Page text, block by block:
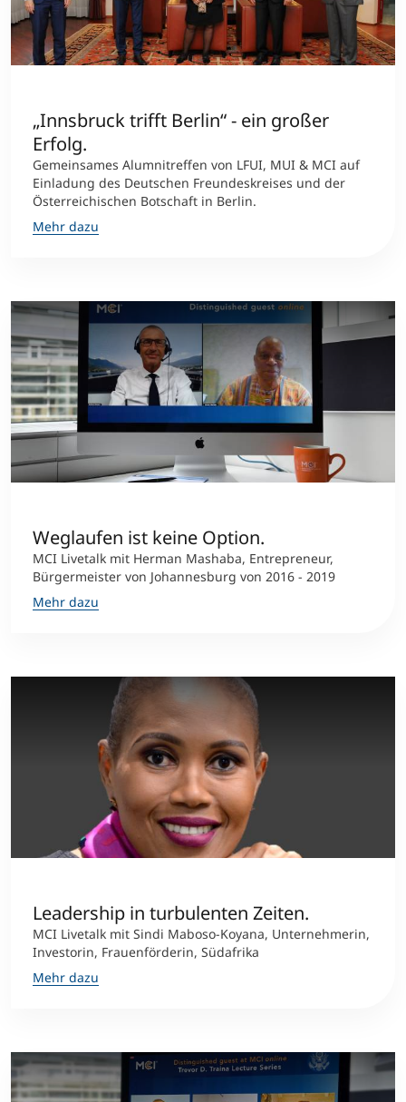
„Innsbruck trifft Berlin“ - ein großer
Erfolg.
Gemeinsames Alumnitreffen von LFUI, MUI & MCI auf
Einladung des Deutschen Freundeskreises und der
Österreichischen Botschaft in Berlin.
Mehr dazu
Weglaufen ist keine Option.
MCI Livetalk mit Herman Mashaba, Entrepreneur,
Bürgermeister von Johannesburg von 2016 - 2019
Mehr dazu
Leadership in turbulenten Zeiten.
MCI Livetalk mit Sindi Maboso-Koyana, Unternehmerin,
Investorin, Frauenförderin, Südafrika
Mehr dazu